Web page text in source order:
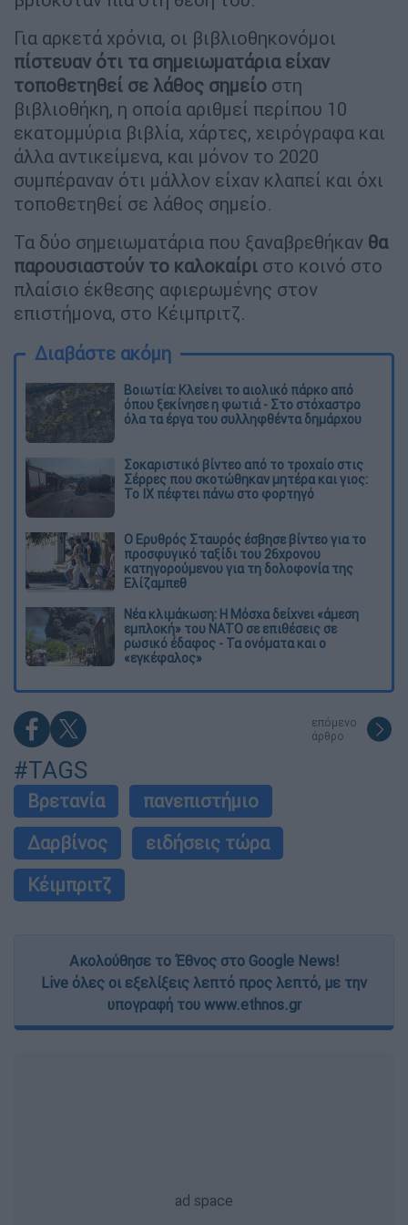
Για αρκετά χρόνια, οι βιβλιοθηκονόμοι
πίστευαν ότι τα σημειωματάρια είχαν
τοποθετηθεί σε λάθος σημείο στη
βιβλιοθήκη, η οποία αριθμεί περίπου 10
εκατομμύρια βιβλία, χάρτες, χειρόγραφα και
άλλα αντικείμενα, και μόνον το 2020
συμπέραναν ότι μάλλον είχαν κλαπεί και όχι
τοποθετηθεί σε λάθος σημείο.
Τα δύο σημειωματάρια που ξαναβρεθήκαν θα
παρουσιαστούν το καλοκαίρι στο κοινό στο
πλαίσιο έκθεσης αφιερωμένης στον
επιστήμονα, στο Κέιμπριτζ.
Διαβάστε ακόμη
Βοιωτία: Κλείνει το αιολικό πάρκο από
όπου ξεκίνησε η φωτιά - Στο στόχαστρο
όλα τα έργα του συλληφθέντα δημάρχου
Σοκαριστικό βίντεο από το τροχαίο στις
Σέρρες που σκοτώθηκαν μητέρα και γιος:
Το ΙΧ πέφτει πάνω στο φορτηγό
Ο Ερυθρός Σταυρός έσβησε βίντεο για το
προσφυγικό ταξίδι του 26χρονου
κατηγορούμενου για τη δολοφονία της
Ελίζαμπεθ
Νέα κλιμάκωση: Η Μόσχα δείχνει «άμεση
εμπλοκή» του ΝΑΤΟ σε επιθέσεις σε
ρωσικό έδαφος - Τα ονόματα και ο
«εγκέφαλος»
επόμενο
άρθρο
#TAGS
Βρετανία
πανεπιστήμιο
Δαρβίνος
ειδήσεις τώρα
Κέιμπριτζ
Ακολούθησε το Έθνος στο Google News!
Live όλες οι εξελίξεις λεπτό προς λεπτό, με την
υπογραφή του www.ethnos.gr